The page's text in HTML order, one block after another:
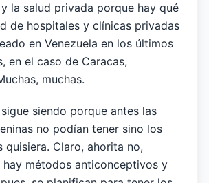
la salud privada porque hay qué
de hospitales y clínicas privadas
en Venezuela en los últimos
en el caso de Caracas,
muchas.
siendo porque antes las
no podían tener sino los
quisiera. Claro, ahorita no,
hay métodos anticonceptivos y